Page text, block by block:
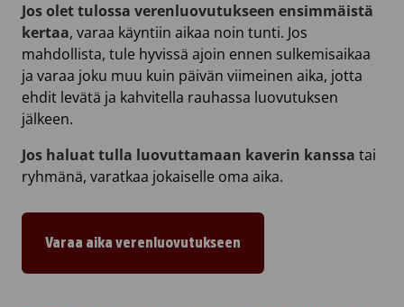
Jos olet tulossa verenluovutukseen ensimmäistä
kertaa, varaa käyntiin aikaa noin tunti. Jos
mahdollista, tule hyvissä ajoin ennen sulkemisaikaa
ja varaa joku muu kuin päivän viimeinen aika, jotta
ehdit levätä ja kahvitella rauhassa luovutuksen
jälkeen.
Jos haluat tulla luovuttamaan kaverin kanssa tai
ryhmänä, varatkaa jokaiselle oma aika.
Varaa aika verenluovutukseen